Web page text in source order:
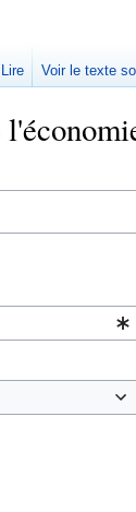
Lire Voir le texte